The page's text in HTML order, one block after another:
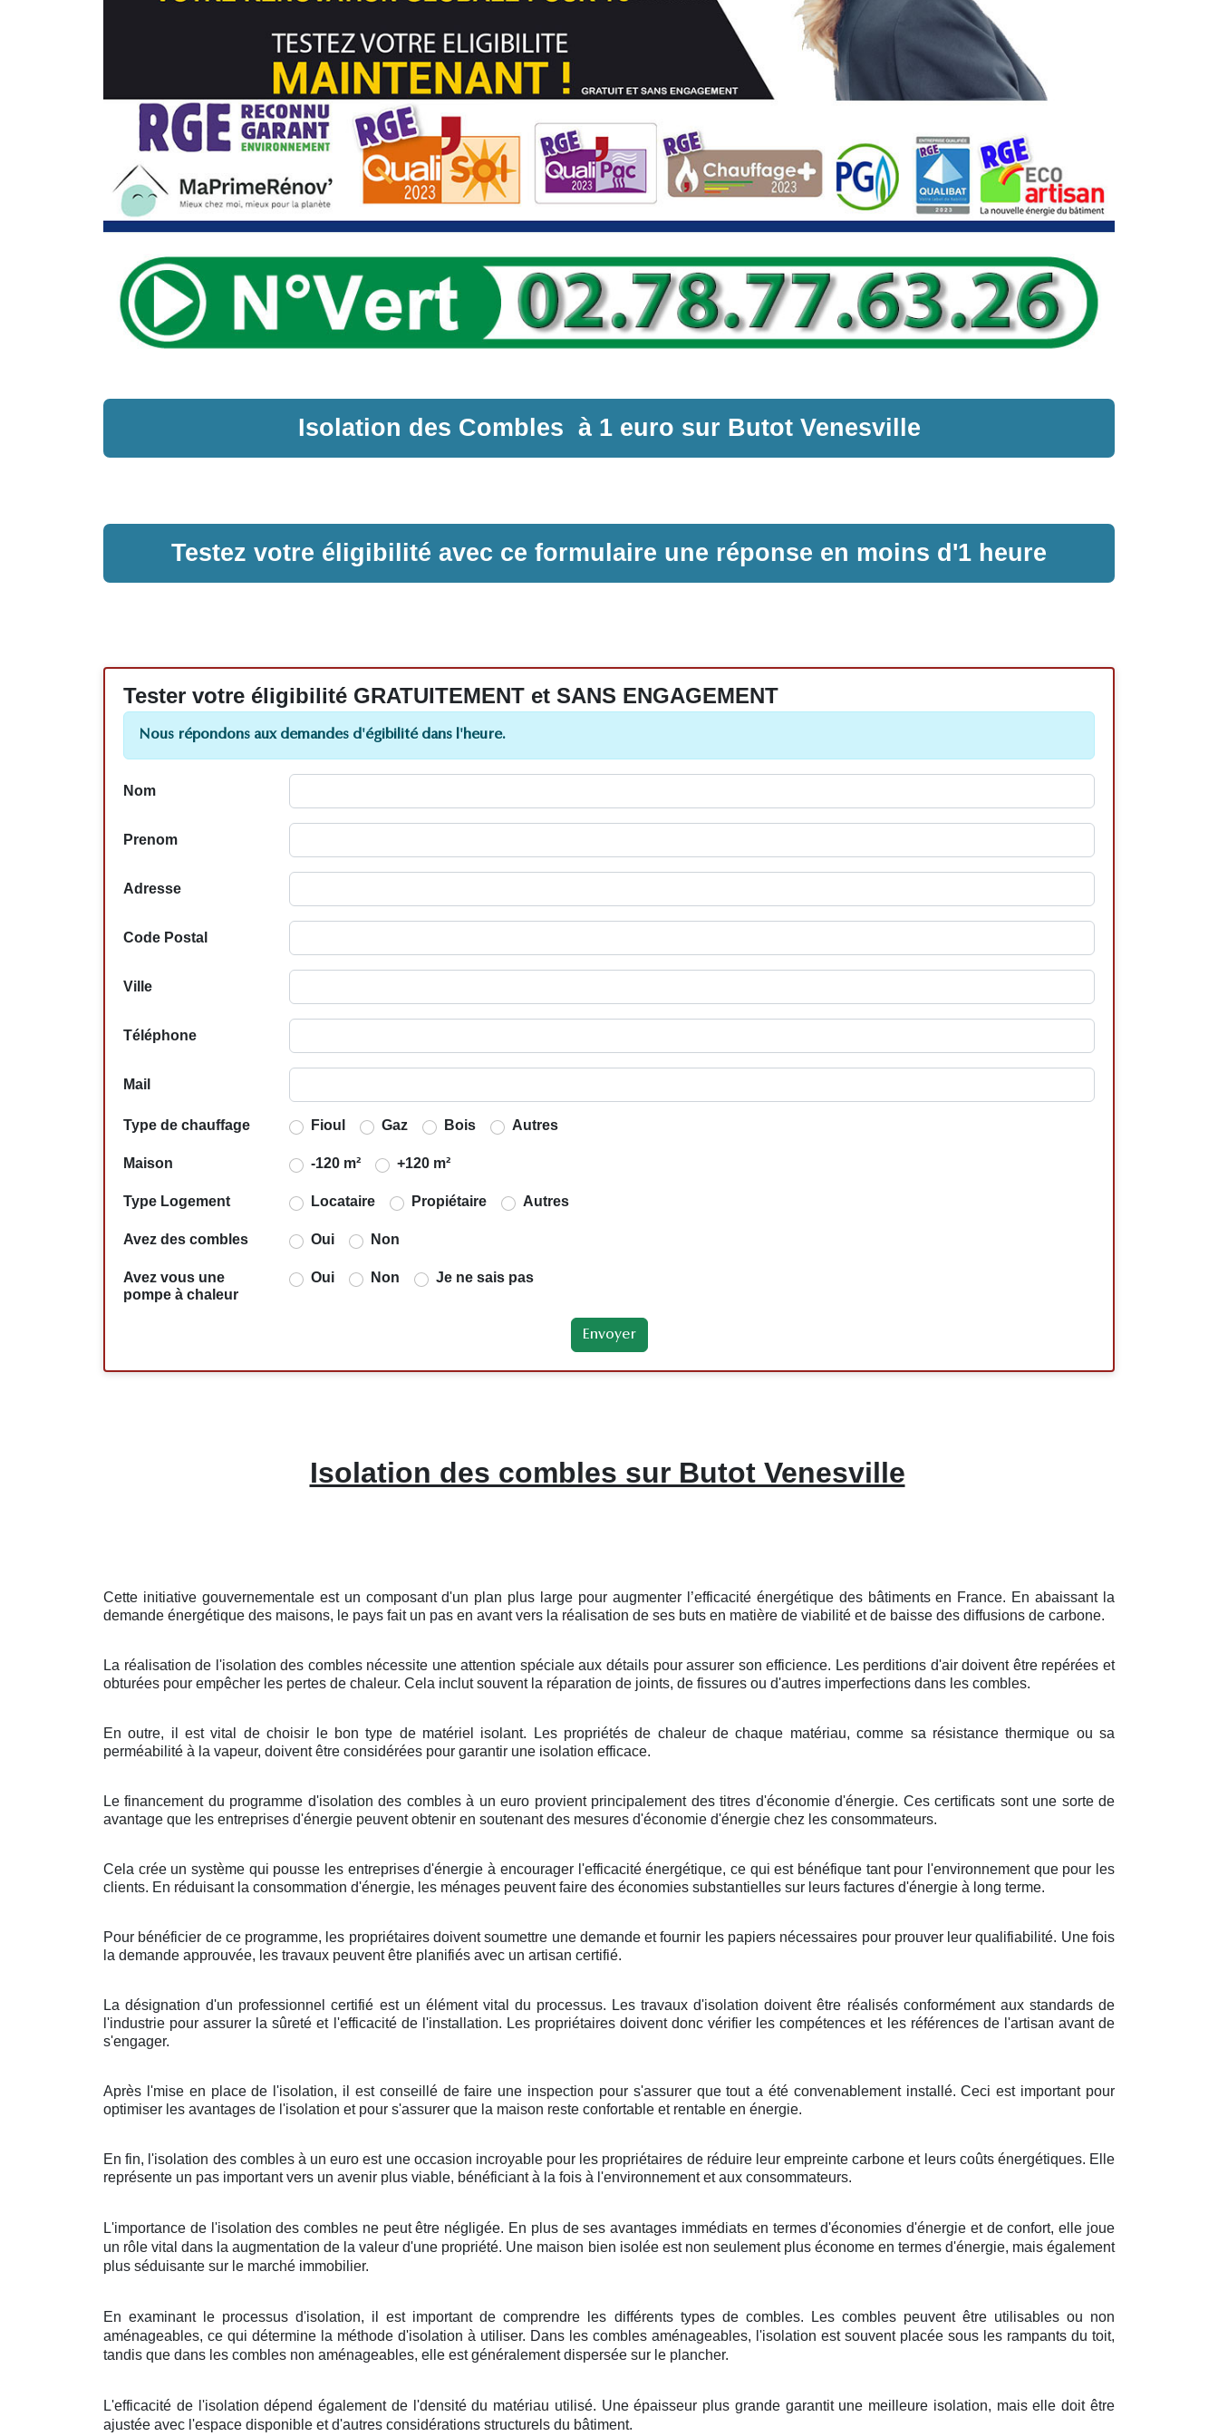
Isolation des Combles à 1 euro sur Butot Venesville
Testez votre éligibilité avec ce formulaire une réponse en moins d'1 heure
Tester votre éligibilité GRATUITEMENT et SANS ENGAGEMENT
Nous répondons aux demandes d'égibilité dans l'heure.
Nom
Prenom
Adresse
Code Postal
Ville
Téléphone
Mail
Type de chauffage Fioul Gaz Bois Autres
Maison -120 m² +120 m²
Type Logement Locataire Propiétaire Autres
Avez des combles Oui Non
Avez vous une
pompe à chaleur
Oui Non Je ne sais pas
Isolation des combles sur Butot Venesville
Cette initiative gouvernementale est un composant d'un plan plus large pour augmenter l’efficacité énergétique des bâtiments en France. En abaissant la
demande énergétique des maisons, le pays fait un pas en avant vers la réalisation de ses buts en matière de viabilité et de baisse des diffusions de carbone.
La réalisation de l'isolation des combles nécessite une attention spéciale aux détails pour assurer son efficience. Les perditions d'air doivent être repérées et
obturées pour empêcher les pertes de chaleur. Cela inclut souvent la réparation de joints, de fissures ou d'autres imperfections dans les combles.
En outre, il est vital de choisir le bon type de matériel isolant. Les propriétés de chaleur de chaque matériau, comme sa résistance thermique ou sa
perméabilité à la vapeur, doivent être considérées pour garantir une isolation efficace.
Le financement du programme d'isolation des combles à un euro provient principalement des titres d'économie d'énergie. Ces certificats sont une sorte de
avantage que les entreprises d'énergie peuvent obtenir en soutenant des mesures d'économie d'énergie chez les consommateurs.
Cela crée un système qui pousse les entreprises d'énergie à encourager l'efficacité énergétique, ce qui est bénéfique tant pour l'environnement que pour les
clients. En réduisant la consommation d'énergie, les ménages peuvent faire des économies substantielles sur leurs factures d'énergie à long terme.
Pour bénéficier de ce programme, les propriétaires doivent soumettre une demande et fournir les papiers nécessaires pour prouver leur qualifiabilité. Une fois
la demande approuvée, les travaux peuvent être planifiés avec un artisan certifié.
La désignation d'un professionnel certifié est un élément vital du processus. Les travaux d'isolation doivent être réalisés conformément aux standards de
l'industrie pour assurer la sûreté et l'efficacité de l'installation. Les propriétaires doivent donc vérifier les compétences et les références de l'artisan avant de
s'engager.
Après l'mise en place de l'isolation, il est conseillé de faire une inspection pour s'assurer que tout a été convenablement installé. Ceci est important pour
optimiser les avantages de l'isolation et pour s'assurer que la maison reste confortable et rentable en énergie.
En fin, l'isolation des combles à un euro est une occasion incroyable pour les propriétaires de réduire leur empreinte carbone et leurs coûts énergétiques. Elle
représente un pas important vers un avenir plus viable, bénéficiant à la fois à l'environnement et aux consommateurs.
L'importance de l'isolation des combles ne peut être négligée. En plus de ses avantages immédiats en termes d'économies d'énergie et de confort, elle joue
un rôle vital dans la augmentation de la valeur d'une propriété. Une maison bien isolée est non seulement plus économe en termes d'énergie, mais également
plus séduisante sur le marché immobilier.
En examinant le processus d'isolation, il est important de comprendre les différents types de combles. Les combles peuvent être utilisables ou non
aménageables, ce qui détermine la méthode d'isolation à utiliser. Dans les combles aménageables, l'isolation est souvent placée sous les rampants du toit,
tandis que dans les combles non aménageables, elle est généralement dispersée sur le plancher.
L'efficacité de l'isolation dépend également de l'densité du matériau utilisé. Une épaisseur plus grande garantit une meilleure isolation, mais elle doit être
ajustée avec l'espace disponible et d'autres considérations structurels du bâtiment.